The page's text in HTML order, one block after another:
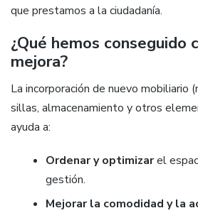
que prestamos a la ciudadanía.
¿Qué hemos conseguido
mejora?
La incorporación de nuevo mobiliario
sillas, almacenamiento y otros
ayuda a:
Ordenar y optimizarel
gestión.
Mejorar la comodidad y la